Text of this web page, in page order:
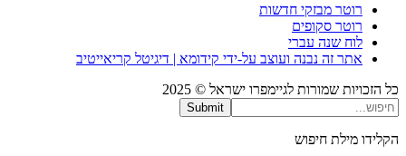
רוטר מבזקי חדשות
רוטר סקופים
לוח שנה עברי
אתר זה נבנה ועוצב על-ידי קידומא | דיגיטל קריאייטיב
שמורות לגיימפרו ישראל © 2025
Submit
מילת חיפוש